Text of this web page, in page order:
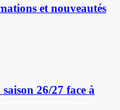
et nouveautés
26/27 face à